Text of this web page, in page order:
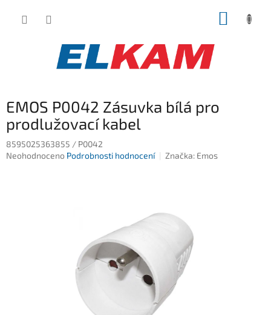
EMOS P0042 Zásuvka bílá pro
prodlužovací kabel
8595025363855 / P0042
Průměrné
Neohodnoceno Podrobnosti hodnocení Značka: Emos